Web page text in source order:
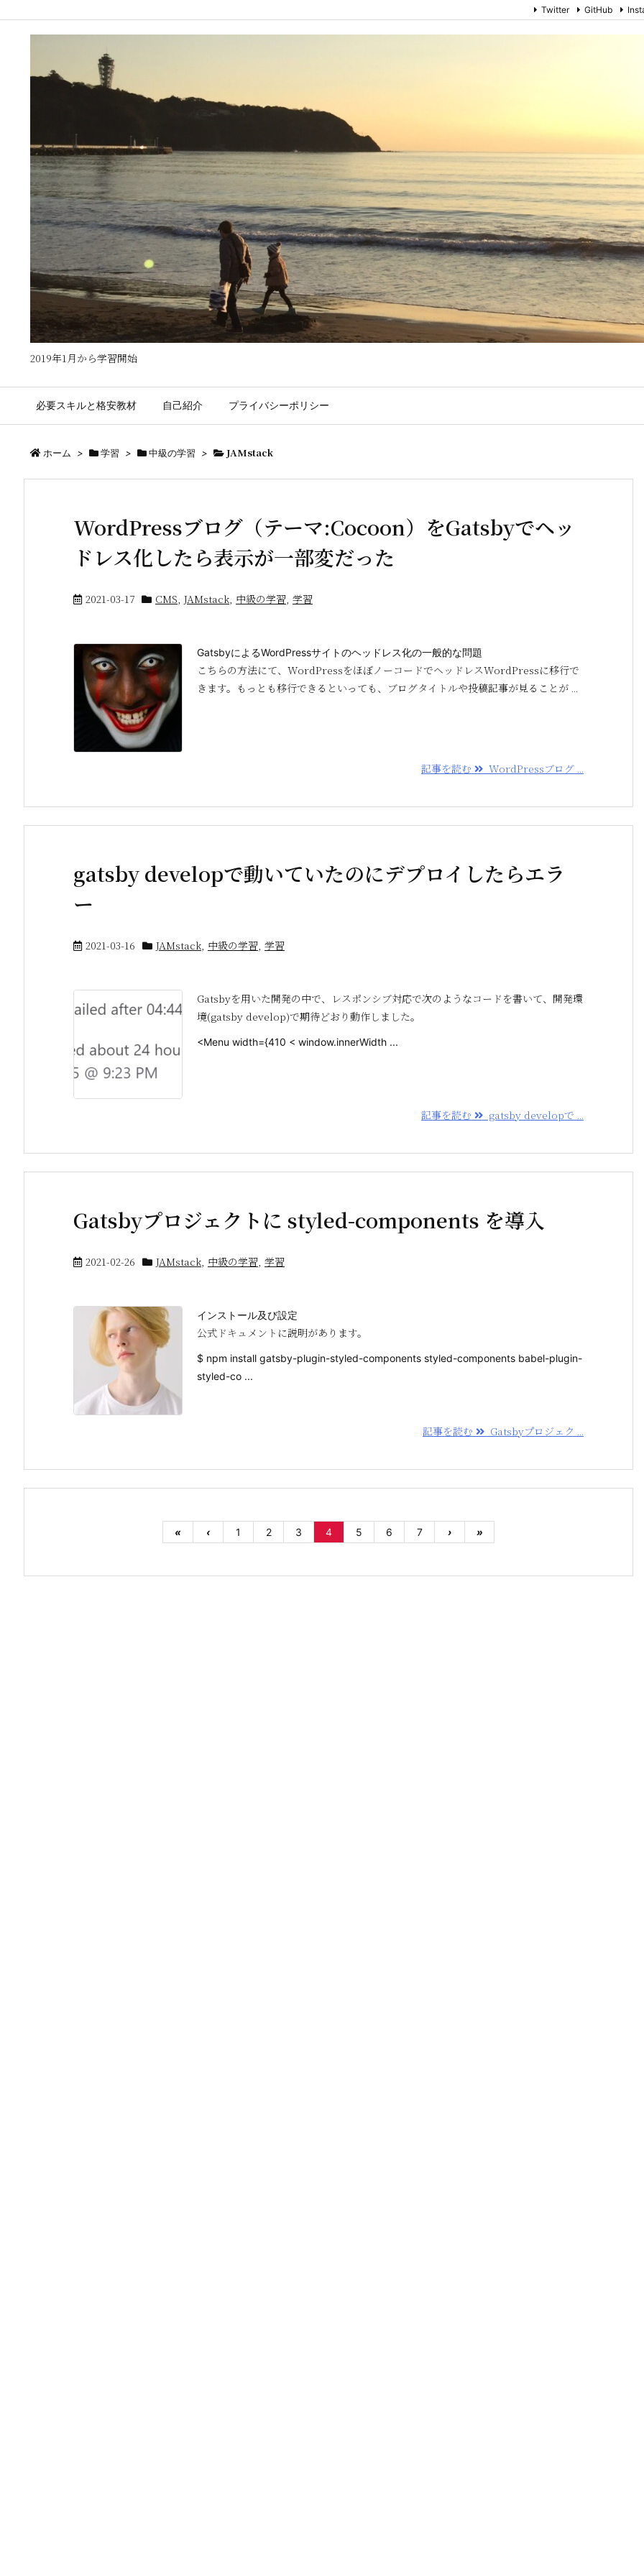
2019年1月から学習開始
必要スキルと格安教材 自己紹介 プライバシーポリシー
Twitter GitHub
ホーム > 学習 > 中級の学習 > JAMstack
WordPressブログ（テーマ:Cocoon）をGatsbyでヘッ
ドレス化したら表示が一部変だった
2021-03-17 CMS, JAMstack, 中級の学習, 学習
GatsbyによるWordPressサイトのヘッドレス化の一般的な問題
こちらの方法にて、WordPressをほぼノーコードでヘッドレスWordPressに移行で
きます。もっとも移行できるといっても、ブログタイトルや投稿記事が見ることが ...
記事を読む WordPressブログ ...
gatsby developで動いていたのにデプロイしたらエラ
ー
2021-03-16 JAMstack, 中級の学習, 学習
Gatsbyを用いた開発の中で、レスポンシブ対応で次のようなコードを書いて、開発環
境(gatsby develop)で期待どおり動作しました。
<Menu width={410 < window.innerWidth ...
記事を読む gatsby developで ...
Gatsbyプロジェクトに styled-components を導入
2021-02-26 JAMstack, 中級の学習, 学習
インストール及び設定
公式ドキュメントに説明があります。
$ npm install gatsby-plugin-styled-components styled-components babel-plugin-
styled-co ...
記事を読む Gatsbyプロジェク ...
« ‹ 1 2 3 4 5 6 7 › »